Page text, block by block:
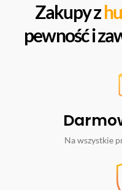
Zakupy z
pewność i
Na wszystkie